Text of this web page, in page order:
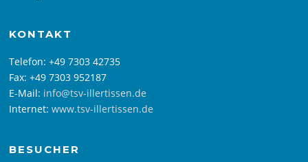
KONTAKT
Telefon: +49 7303 42735
Fax: +49 7303 952187
E-Mail: info@tsv-illertissen.de
Internet:www.tsv-illertissen.de
BESUCHER